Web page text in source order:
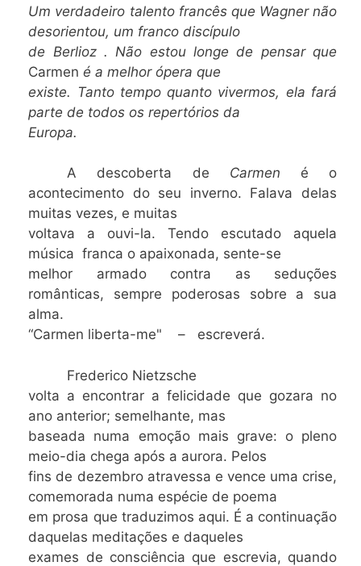
Um verdadeiro talento francês que Wagner não
desorientou, um franco discípulo
de Berlioz . Não estou longe de pensar que
Carmené a melhor ópera que
existe. Tanto tempo quanto vivermos, ela fará
parte de todos os repertórios da
Europa.
A descoberta de Carmen é o
acontecimento do seu inverno. Falava delas
muitas vezes, e muitas
voltava a ouvi-la. Tendo escutado aquela
música franca o apaixonada, sente-se
melhor armado contra as seduções
românticas, sempre poderosas sobre a sua
alma.
“Carmen liberta-me" – escreverá.
Frederico Nietzsche
volta a encontrar a felicidade que gozara no
ano anterior; semelhante, mas
baseada numa emoção mais grave: o pleno
meio-dia chega após a aurora. Pelos
fins de dezembro atravessa e vence uma crise,
comemorada numa espécie de poema
em prosa que traduzimos aqui. É a continuação
daquelas meditações e daqueles
exames de consciência que escrevia, quando